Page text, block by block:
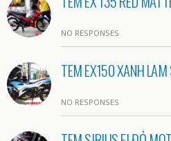
NO RESPONSES
TEM EX150 XANH
NO RESPONSES